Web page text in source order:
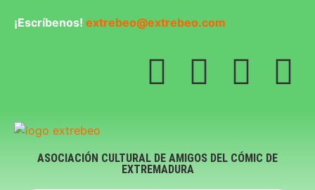
¡Escríbenos! extrebeo@extrebeo.com
ASOCIACIÓN CULTURAL DE AMIGOS DEL CÓMIC DE
EXTREMADURA